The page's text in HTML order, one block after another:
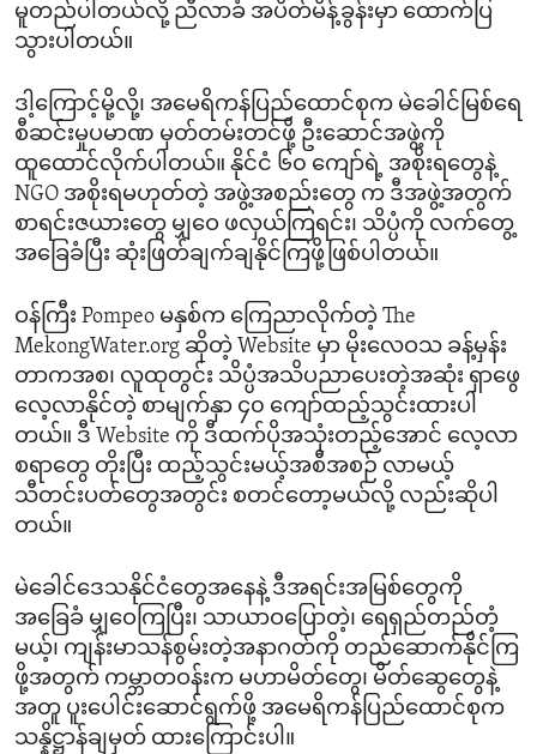
မူတည်ပါတယ်လို့ ညီလာခံ အပိတ်မိန့်ခွန်းမှာ ထောက်ပြ
သွားပါတယ်။
ဒါ့ကြောင့်မို့လို့၊ အမေရိကန်ပြည်ထောင်စုက မဲခေါင်မြစ်ရေ
စီဆင်းမှုပမာဏ မှတ်တမ်းတင်ဖို့ ဦးဆောင်အဖွဲ့ကို
ထူထောင်လိုက်ပါတယ်။ နိုင်ငံ ၆၀ ကျော်ရဲ့ အစိုးရတွေနဲ့
NGO အစိုးရမဟုတ်တဲ့ အဖွဲ့အစည်းတွေ က ဒီအဖွဲ့အတွက်
စာရင်းဇယားတွေ မျှဝေ ဖလှယ်ကြရင်း၊ သိပ္ပံကို လက်တွေ့
အခြေခံပြီး ဆုံးဖြတ်ချက်ချနိုင်ကြဖို့ဖြစ်ပါတယ်။
ဝန်ကြီး Pompeo မနှစ်က ကြေညာလိုက်တဲ့ The
MekongWater.org ဆိုတဲ့ Website မှာ မိုးလေဝသ ခန့်မှန်း
တာကအစ၊ လူထုတွင်း သိပ္ပံအသိပညာပေးတဲ့အဆုံး ရှာဖွေ
လေ့လာနိုင်တဲ့ စာမျက်နှာ ၄၀ ကျော်ထည့်သွင်းထားပါ
တယ်။ ဒီ Website ကို ဒီထက်ပိုအသုံးတည့်အောင် လေ့လာ
စရာတွေ တိုးပြီး ထည့်သွင်းမယ့်အစီအစဉ် လာမယ့်
သီတင်းပတ်တွေအတွင်း စတင်တော့မယ်လို့ လည်းဆိုပါ
တယ်။
မဲခေါင်ဒေသနိုင်ငံတွေအနေနဲ့ ဒီအရင်းအမြစ်တွေကို
အခြေခံ မျှဝေကြပြီး၊ သာယာဝပြောတဲ့၊ ရေရှည်တည်တံ့
မယ့်၊ ကျန်းမာသန်စွမ်းတဲ့အနာဂတ်ကို တည်ဆောက်နိုင်ကြ
ဖို့အတွက် ကမ္ဘာတဝန်းက မဟာမိတ်တွေ၊ မိတ်ဆွေတွေနဲ့
အတူ ပူးပေါင်းဆောင်ရွက်ဖို့ အမေရိကန်ပြည်ထောင်စုက
သန္နိဋ္ဌာန်ချမှတ် ထားကြောင်းပါ။